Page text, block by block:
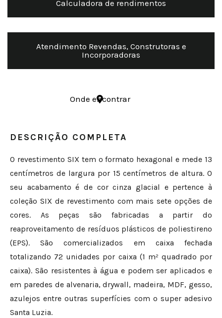
Calculadora de rendimentos
Atendimento Revendas, Construtoras e
Incorporadoras
Onde encontrar
DESCRIÇÃO COMPLETA
O revestimento SIX tem o formato hexagonal e mede 13
centímetros de largura por 15 centímetros de altura. O
seu acabamento é de cor cinza glacial e pertence à
coleção SIX de revestimento com mais sete opções de
cores. As peças são fabricadas a partir do
reaproveitamento de resíduos plásticos de poliestireno
(EPS). São comercializados em caixa fechada
totalizando 72 unidades por caixa (1 m² quadrado por
caixa). São resistentes à água e podem ser aplicados e
em paredes de alvenaria, drywall, madeira, MDF, gesso,
azulejos entre outras superfícies com o super adesivo
Santa Luzia.